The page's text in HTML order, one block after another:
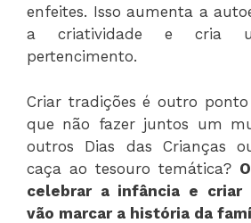
enfeites. Isso aumenta a
a criatividade e cria
pertencimento.
Criar tradições é outro
que não fazer juntos um
outros Dias das Crianças
caça ao tesouro temática?
celebrar a infância e criar
vão marcar a história da